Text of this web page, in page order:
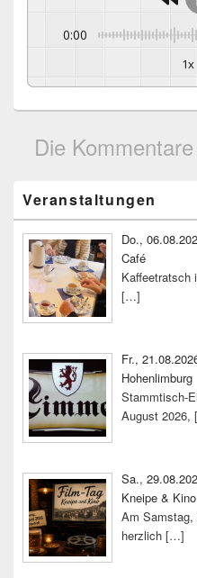
0:00
1x
Die
Seitenleisten-
Widgetbereich
Veranstaltungen
Do.,
Café
Kaffeetratsch
[…]
Fr.,
Hohenlimburg
Stammtisch-
August 2026,
Sa.,
Kneipe & Kino
Am Samstag,
herzlich […]